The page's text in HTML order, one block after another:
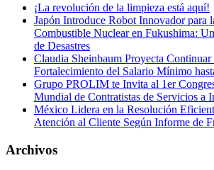
¡La revolución de la limpieza está aquí!
Japón Introduce Robot Innovador para
Combustible Nuclear en Fukushima:
de Desastres
Claudia Sheinbaum Proyecta
Fortalecimiento del Salario Mínimo
Grupo PROLIM te Invita al 1er
Mundial de Contratistas de Servicios a
México Lidera en la Resolución
Atención al Cliente Según Informe de
Archivos